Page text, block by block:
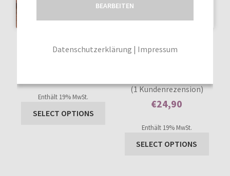
GEWERBELIZENZ BALLON
HOODIE 62-146
Enthält 0% Mehrwertsteuer
Enthält 19% MwSt.
SELECT OPTIONS
GEWERBELIZENZ
TWISTED HOODIE 62-146
Bewertet mit
basierend auf
1
(1 Kundenrezension)
€24,90
Enthält 19% MwSt.
SELECT OPTIONS
BEARBEITEN
Datenschutzerklärung | Impressum